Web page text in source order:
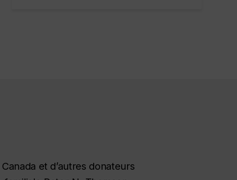
et d’autres donateurs